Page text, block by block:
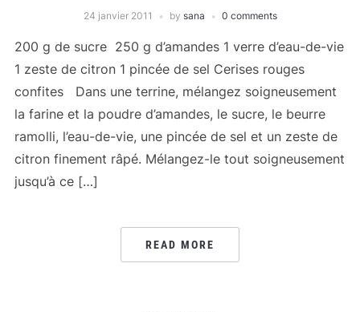
24 janvier 2011 by sana 0 comments
200 g de sucre 250 g d’amandes 1 verre d’eau-de-vie
1 zeste de citron 1 pincée de sel Cerises rouges
confites Dans une terrine, mélangez soigneusement
la farine et la poudre d’amandes, le sucre, le beurre
ramolli, l’eau-de-vie, une pincée de sel et un zeste de
citron finement râpé. Mélangez-le tout soigneusement
jusqu’à ce […]
READ MORE